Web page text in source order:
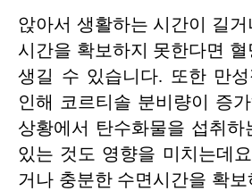
앉아서 생활하는 시간이 길
시간을 확보하지 못한다면
생길 수 있습니다. 또한 만
인해 코르티솔 분비량이 증
상황에서 탄수화물을 섭취하
있는 것도 영향을 미치는데
거나 충분한 수면시간을 확